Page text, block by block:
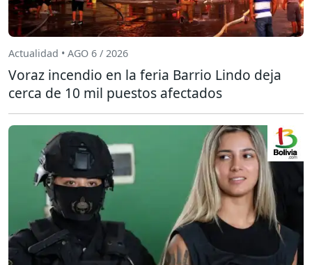
Actualidad • AGO 6 / 2026
Voraz incendio en la feria Barrio Lindo deja
cerca de 10 mil puestos afectados